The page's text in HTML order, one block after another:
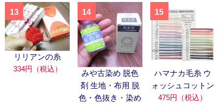
13
リリアンの糸
334円（税込）
14
みや古染め 脱色
剤 生地・布用 脱
色・色抜き・染め
15
ハマナカ毛糸 ウ
ォッシュコットン
475円（税込）